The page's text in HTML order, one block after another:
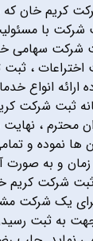
کریم خان که
شرکت با
شرکت سهامی
اختراعات ،
ارائه انواع
ثبت شرکت
محترم ،
ها نموده و
و به صورت
شرکت کریم
یک شرکت
جهت به ثبت